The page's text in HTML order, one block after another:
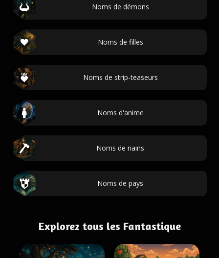
Noms de démons
Noms de filles
Noms de strip-teaseurs
Noms d'anime
Noms de nains
Noms de pays
Explorez tous les Fantastique